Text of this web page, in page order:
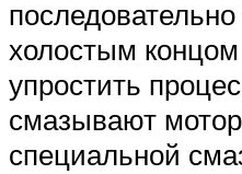
холостым
упростить
смазывают
специальной